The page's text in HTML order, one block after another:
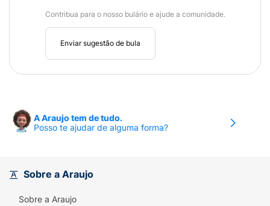
Contribua para o nosso bulário e ajude a comunidade.
Enviar sugestão de bula
A Araujo tem de tudo.
Posso te ajudar de alguma forma?
Sobre a Araujo
Sobre a Araujo